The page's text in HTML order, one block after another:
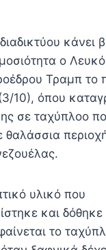
κάνει
ο
Τραμπ το
10), όπου
σε ταχύπλοο
υλικό που
και δόθηκε
το